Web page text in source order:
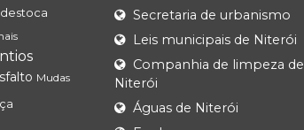
destoca
Mudas
Secretaria de urbanismo
Leis municipais de Niterói
Companhia de limpeza de
Niterói
Águas de Niterói